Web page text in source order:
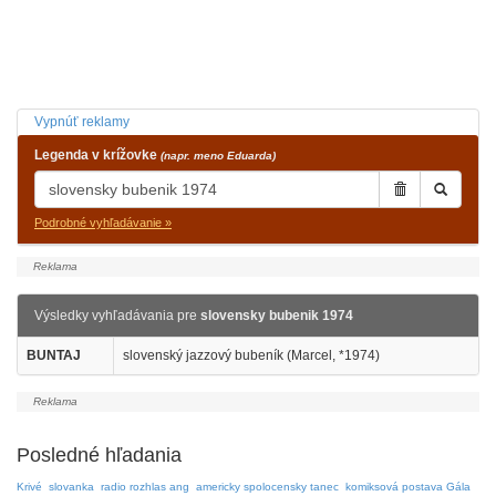
Vypnúť reklamy
Legenda v krížovke (napr. meno Eduarda)
Podrobné vyhľadávanie »
Výsledky vyhľadávania pre slovensky bubenik 1974
BUNTAJ slovenský jazzový bubeník (Marcel, *1974)
Posledné hľadania
Krivé slovanka radio rozhlas ang americky spolocensky tanec komiksová postava Gála